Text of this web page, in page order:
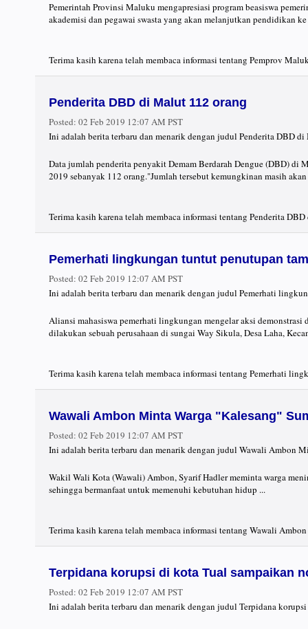
Pemerintah Provinsi Maluku mengapresiasi program beasiswa
akademisi dan pegawai swasta yang akan melanjutkan pendidikan
Terima kasih karena telah membaca informasi tentang Pemprov
Penderita DBD di Malut 112 orang
Posted: 02 Feb 2019 12:07 AM PST
Ini adalah berita terbaru dan menarik dengan judul Penderita DBD
Data jumlah penderita penyakit Demam Berdarah Dengue (DBD)
2019 sebanyak 112 orang."Jumlah tersebut kemungkinan masih akan
Terima kasih karena telah membaca informasi tentang Penderita
Pemerhati lingkungan tuntut penutupan
Posted: 02 Feb 2019 12:07 AM PST
Ini adalah berita terbaru dan menarik dengan judul Pemerhati
Aliansi mahasiswa pemerhati lingkungan mengelar aksi
dilakukan sebuah perusahaan di sungai Way Sikula, Desa Laha,
Terima kasih karena telah membaca informasi tentang Pemerhati
Wawali Ambon Minta Warga "Kalesang"
Posted: 02 Feb 2019 12:07 AM PST
Ini adalah berita terbaru dan menarik dengan judul Wawali Ambon
Wakil Wali Kota (Wawali) Ambon, Syarif Hadler meminta warga
sehingga bermanfaat untuk memenuhi kebutuhan hidup ...
Terima kasih karena telah membaca informasi tentang Wawali
Terpidana korupsi di kota Tual sampaikan
Posted: 02 Feb 2019 12:07 AM PST
Ini adalah berita terbaru dan menarik dengan judul Terpidana